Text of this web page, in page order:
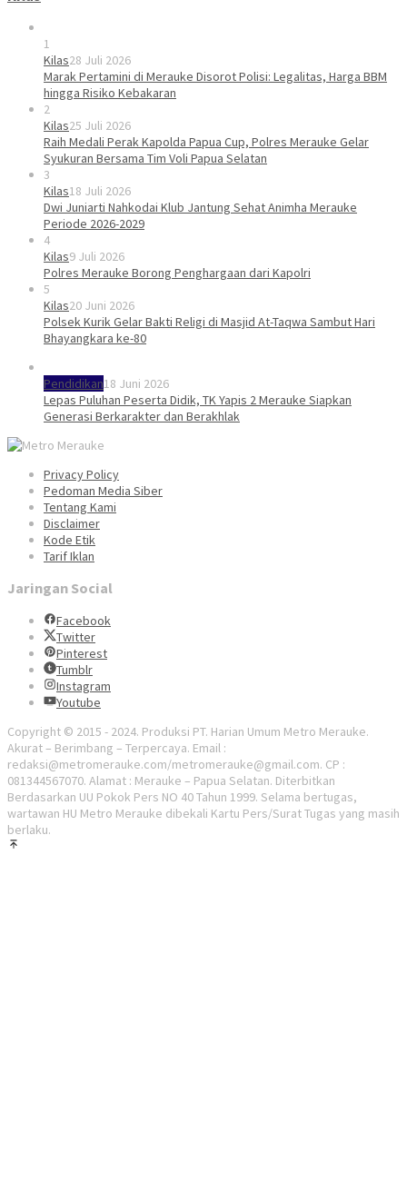
1
Kilas28 Juli 2026
Marak Pertamini di Merauke Disorot Polisi: Legalitas, Harga BBM
hingga Risiko Kebakaran
2
Kilas25 Juli 2026
Raih Medali Perak Kapolda Papua Cup, Polres Merauke Gelar
Syukuran Bersama Tim Voli Papua Selatan
3
Kilas18 Juli 2026
Dwi Juniarti Nahkodai Klub Jantung Sehat Animha Merauke
Periode 2026-2029
4
Kilas9 Juli 2026
Polres Merauke Borong Penghargaan dari Kapolri
5
Kilas20 Juni 2026
Polsek Kurik Gelar Bakti Religi di Masjid At-Taqwa Sambut Hari
Bhayangkara ke-80
Pendidikan18 Juni 2026
Lepas Puluhan Peserta Didik, TK Yapis 2 Merauke Siapkan
Generasi Berkarakter dan Berakhlak
Privacy Policy
Pedoman Media Siber
Tentang Kami
Disclaimer
Kode Etik
Tarif Iklan
Jaringan Social
Facebook
Twitter
Pinterest
Tumblr
Instagram
Youtube
Copyright © 2015 - 2024. Produksi PT. Harian Umum Metro Merauke.
Akurat – Berimbang – Terpercaya. Email :
redaksi@metromerauke.com/metromerauke@gmail.com. CP :
081344567070. Alamat : Merauke – Papua Selatan. Diterbitkan
Berdasarkan UU Pokok Pers NO 40 Tahun 1999. Selama bertugas,
wartawan HU Metro Merauke dibekali Kartu Pers/Surat Tugas yang masih
berlaku.